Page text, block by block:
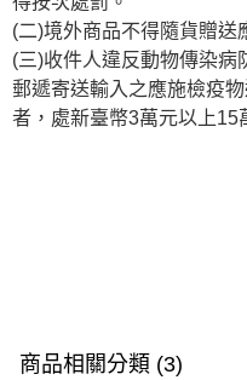
(二)境外商品不得隨貨贈送
(三)收件人違反動物傳染
郵遞寄送輸入之應施檢疫
者，處新臺幣3萬元以上15
商品相關分類 (3)